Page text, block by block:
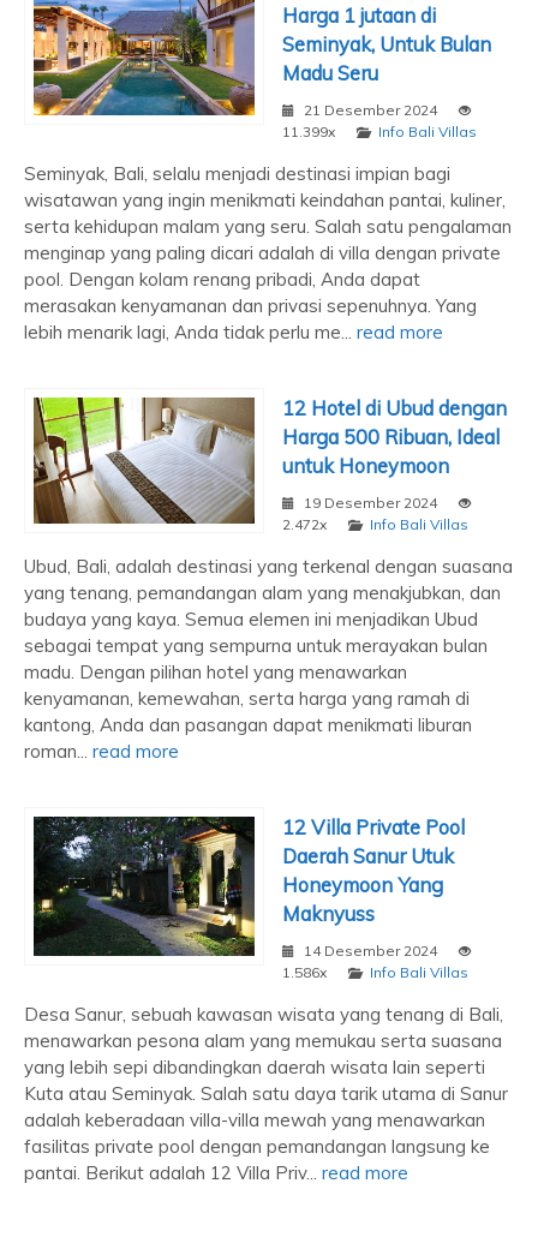
Harga 1 jutaan di
Seminyak, Untuk Bulan
Madu Seru
21 Desember 2024
11.399x
Info Bali Villas
Seminyak, Bali, selalu menjadi destinasi impian bagi
wisatawan yang ingin menikmati keindahan pantai, kuliner,
serta kehidupan malam yang seru. Salah satu pengalaman
menginap yang paling dicari adalah di villa dengan private
pool. Dengan kolam renang pribadi, Anda dapat
merasakan kenyamanan dan privasi sepenuhnya. Yang
lebih menarik lagi, Anda tidak perlu me... read more
12 Hotel di Ubud dengan
Harga 500 Ribuan, Ideal
untuk Honeymoon
19 Desember 2024
2.472x
Info Bali Villas
Ubud, Bali, adalah destinasi yang terkenal dengan suasana
yang tenang, pemandangan alam yang menakjubkan, dan
budaya yang kaya. Semua elemen ini menjadikan Ubud
sebagai tempat yang sempurna untuk merayakan bulan
madu. Dengan pilihan hotel yang menawarkan
kenyamanan, kemewahan, serta harga yang ramah di
kantong, Anda dan pasangan dapat menikmati liburan
roman... read more
12 Villa Private Pool
Daerah Sanur Utuk
Honeymoon Yang
Maknyuss
14 Desember 2024
1.586x
Info Bali Villas
Desa Sanur, sebuah kawasan wisata yang tenang di Bali,
menawarkan pesona alam yang memukau serta suasana
yang lebih sepi dibandingkan daerah wisata lain seperti
Kuta atau Seminyak. Salah satu daya tarik utama di Sanur
adalah keberadaan villa-villa mewah yang menawarkan
fasilitas private pool dengan pemandangan langsung ke
pantai. Berikut adalah 12 Villa Priv... read more